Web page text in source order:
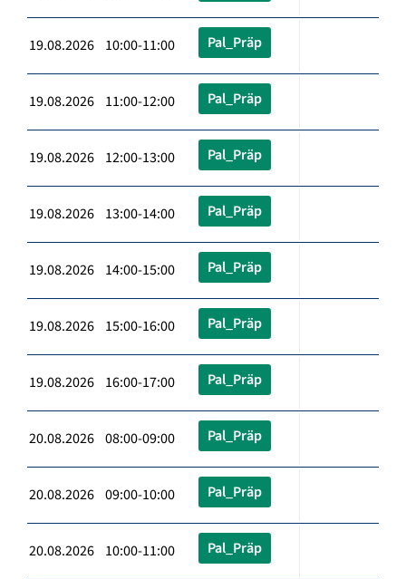
19.08.2026 10:00-11:00 Pal_Präp
19.08.2026 11:00-12:00 Pal_Präp
19.08.2026 12:00-13:00 Pal_Präp
19.08.2026 13:00-14:00 Pal_Präp
19.08.2026 14:00-15:00 Pal_Präp
19.08.2026 15:00-16:00 Pal_Präp
19.08.2026 16:00-17:00 Pal_Präp
20.08.2026 08:00-09:00 Pal_Präp
20.08.2026 09:00-10:00 Pal_Präp
20.08.2026 10:00-11:00 Pal_Präp